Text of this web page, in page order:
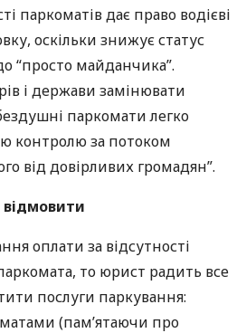
паркоматів дає право водієві
оскільки знижує статус
“просто майданчика”.
і держави замінювати
паркомати легко
контролю за потоком
від довірливих громадян”.
оплати за відсутності
то юрист радить все
послуги паркування:
(пам’ятаючи про